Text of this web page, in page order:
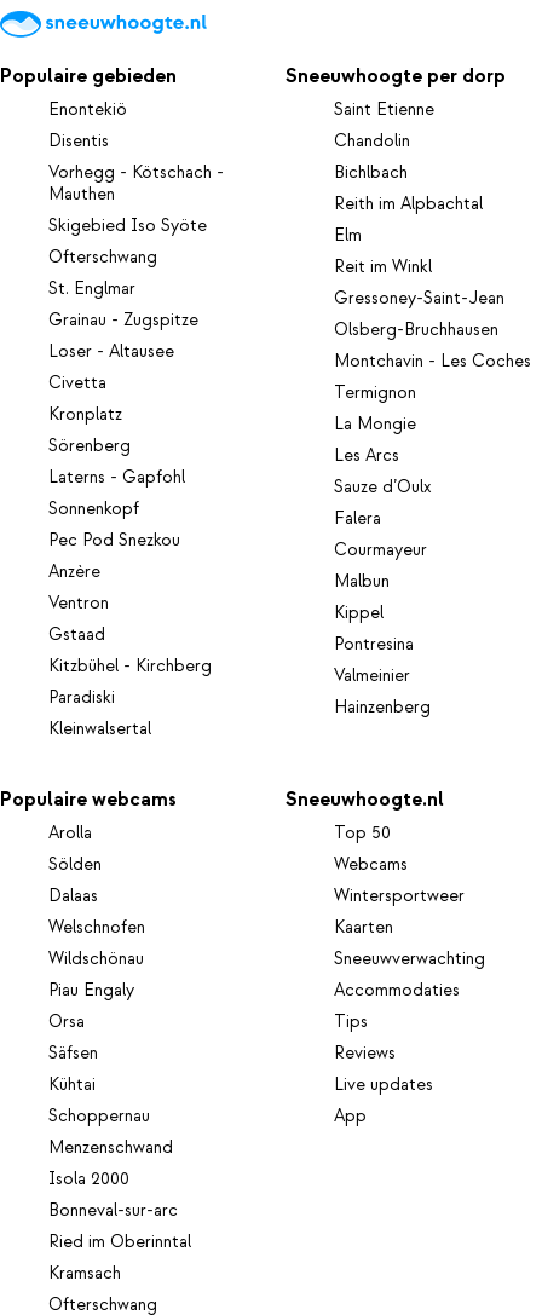
Populaire gebieden
Enontekiö
Disentis
Vorhegg - Kötschach -
Mauthen
Skigebied Iso Syöte
Ofterschwang
St. Englmar
Grainau - Zugspitze
Loser - Altausee
Civetta
Kronplatz
Sörenberg
Laterns - Gapfohl
Sonnenkopf
Pec Pod Snezkou
Anzère
Ventron
Gstaad
Kitzbühel - Kirchberg
Paradiski
Kleinwalsertal
Sneeuwhoogte per dorp
Saint Etienne
Chandolin
Bichlbach
Reith im Alpbachtal
Elm
Reit im Winkl
Gressoney-Saint-Jean
Olsberg-Bruchhausen
Montchavin - Les Coches
Termignon
La Mongie
Les Arcs
Sauze d’Oulx
Falera
Courmayeur
Malbun
Kippel
Pontresina
Valmeinier
Hainzenberg
Populaire webcams
Arolla
Sölden
Dalaas
Welschnofen
Wildschönau
Piau Engaly
Orsa
Säfsen
Kühtai
Schoppernau
Menzenschwand
Isola 2000
Bonneval-sur-arc
Ried im Oberinntal
Kramsach
Ofterschwang
Sneeuwhoogte.nl
Top 50
Webcams
Wintersportweer
Kaarten
Sneeuwverwachting
Accommodaties
Tips
Reviews
Live updates
App